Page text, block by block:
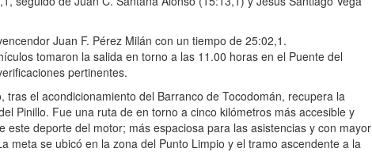
Juan F. Pérez Milán con un tiempo de 25:02,1.
tomaron la salida en torno a las 11.00 horas en el Puente del
pertinentes.
tras el acondicionamiento del Barranco de Tocodomán, recupera la
Pinillo. Fue una ruta de en torno a cinco kilómetros más accesible y
este deporte del motor; más espaciosa para las asistencias y con mayor
meta se ubicó en la zona del Punto Limpio y el tramo ascendente a la